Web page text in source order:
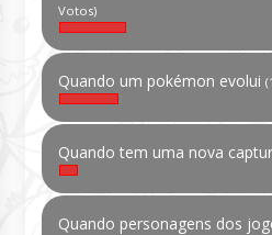
Votos)
Quando um pokémon evolui
Quando tem uma nova
Quando personagens dos